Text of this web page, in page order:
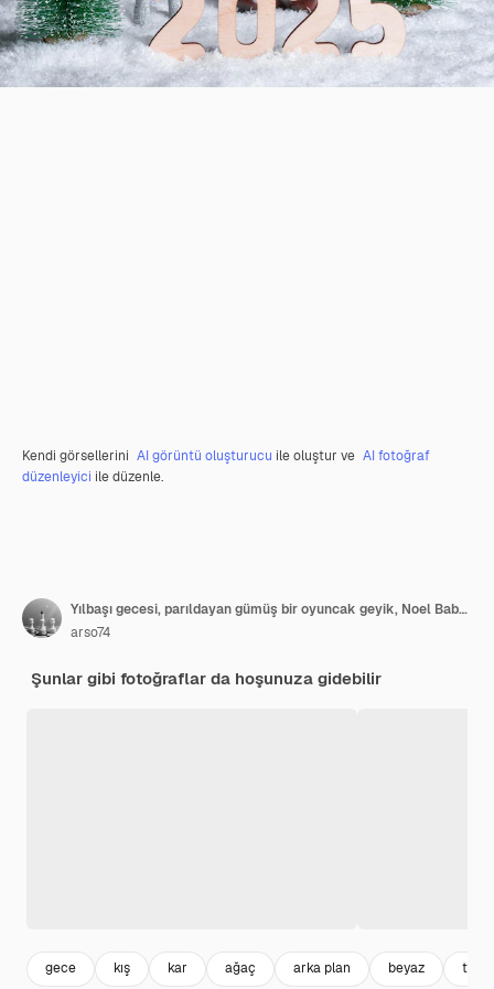
Kendi görsellerini AI görüntü oluşturucu ile oluştur ve AI fotoğraf
düzenleyici ile düzenle.
Yılbaşı gecesi, parıldayan gümüş bir oyuncak geyik, Noel Baba'yı hediyelerle kızakla taşıyor
arso74
Şunlar gibi fotoğraflar da hoşunuza gidebilir
gece kış kar ağaç arka plan beyaz tatil